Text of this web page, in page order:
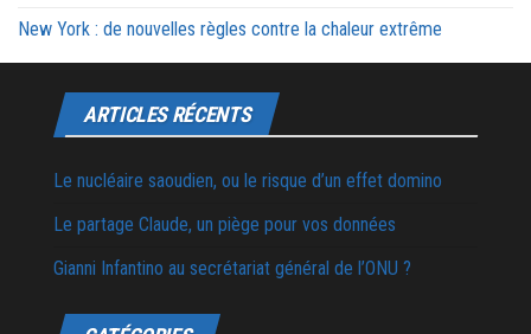
New York : de nouvelles règles contre la chaleur extrême
ARTICLES RÉCENTS
Le nucléaire saoudien, ou le risque d’un effet domino
Le partage Claude, un piège pour vos données
Gianni Infantino au secrétariat général de l’ONU ?